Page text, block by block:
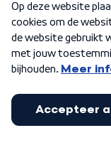
Algemene